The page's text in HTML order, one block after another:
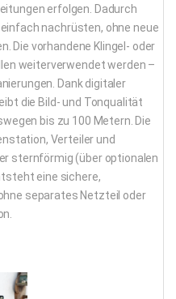
erfolgen. Dadurch
nachrüsten, ohne neue
weiterverwendet werden –
digitaler
die Bild- und Tonqualität
bis zu 100 Metern. Die
Verteiler und
sternförmig (über optionalen
eine sichere,
separates Netzteil oder